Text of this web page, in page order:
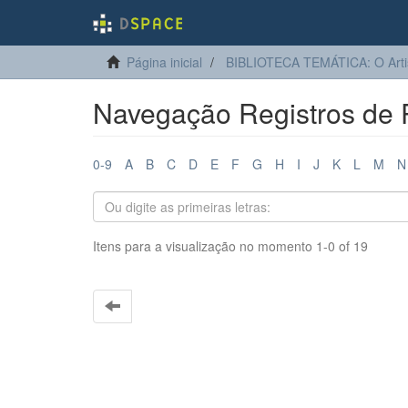
Página inicial BIBLIOTECA TEMÁTICA: O
Navegação Registros de
0-9 A B C D E F G H I J K L M N
Itens para a visualização no momento 1-0 of 19